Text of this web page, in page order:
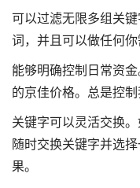
可以过滤无限多组关
词，并且可以做任何你
能够明确控制日常资
的京佳价格。总是控制
关键字可以灵活交换
随时交换关键字并选
果。